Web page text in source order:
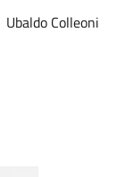
Ubaldo Colleoni